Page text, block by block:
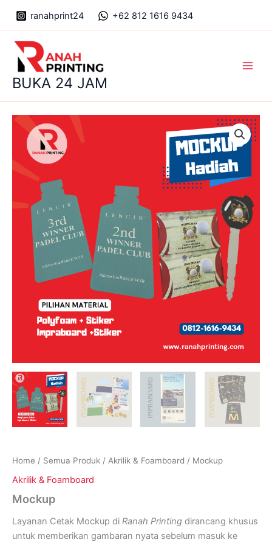
ranahprint24 +62 812 1616 9434
BUKA 24 JAM
Home / Semua Produk / Akrilik & Foamboard / Mockup
Akrilik & Foamboard
Mockup
Layanan Cetak Mockup di Ranah Printing dirancang khusus
untuk memberikan gambaran nyata sebelum masuk ke